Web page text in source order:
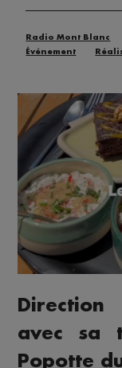
Radio Mont Blanc
Événement
avec sa
Popotte